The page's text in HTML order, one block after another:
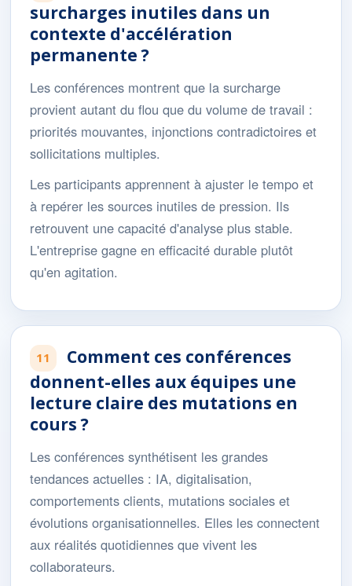
surcharges inutiles dans un
contexte d'accélération
permanente ?
Les conférences montrent que la surcharge
provient autant du flou que du volume de travail :
priorités mouvantes, injonctions contradictoires et
sollicitations multiples.
Les participants apprennent à ajuster le tempo et
à repérer les sources inutiles de pression. Ils
retrouvent une capacité d'analyse plus stable.
L'entreprise gagne en efficacité durable plutôt
qu'en agitation.
11
Comment ces conférences
donnent-elles aux équipes une
lecture claire des mutations en
cours ?
Les conférences synthétisent les grandes
tendances actuelles : IA, digitalisation,
comportements clients, mutations sociales et
évolutions organisationnelles. Elles les connectent
aux réalités quotidiennes que vivent les
collaborateurs.